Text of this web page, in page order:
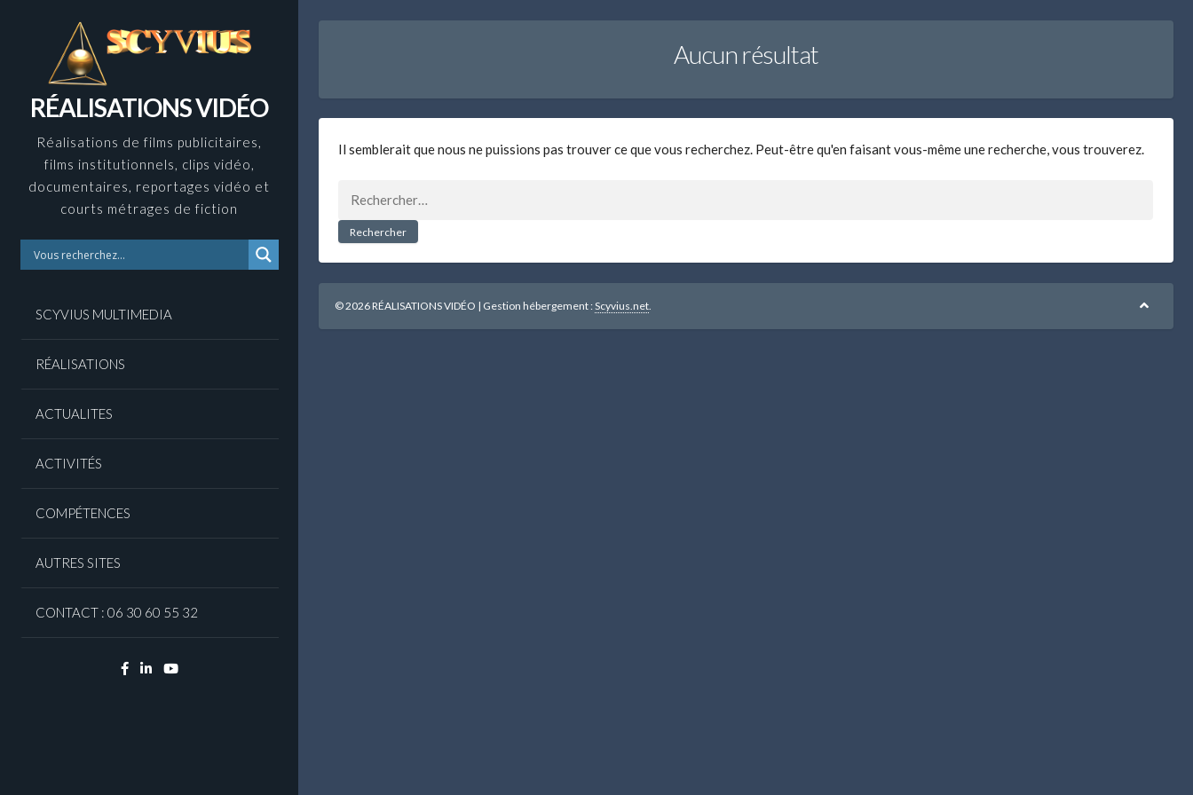
RÉALISATIONS VIDÉO
Réalisations de films publicitaires,
films institutionnels, clips vidéo,
documentaires, reportages vidéo et
courts métrages de fiction
SCYVIUS MULTIMEDIA
RÉALISATIONS
ACTUALITES
ACTIVITÉS
COMPÉTENCES
AUTRES SITES
CONTACT : 06 30 60 55 32
Facebook
LinkedinYouTube
Aucun résultat
Il semblerait que nous ne puissions pas trouver ce que vous recherchez. Peut-être qu'en faisant vous-même une recherche, vous trouverez.
© 2026 RÉALISATIONS VIDÉO | Gestion hébergement :Scyvius.net.